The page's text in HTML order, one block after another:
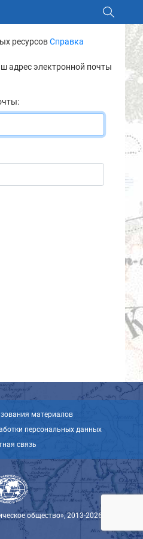
ресурсовСправка
адрес электронной почты
материалов
персональных данных
связь
общество», 2013-2026